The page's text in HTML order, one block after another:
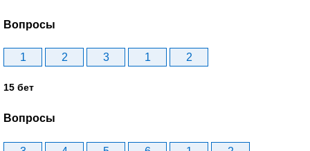
Вопросы
1 2 3 1 2
15 бет
Вопросы